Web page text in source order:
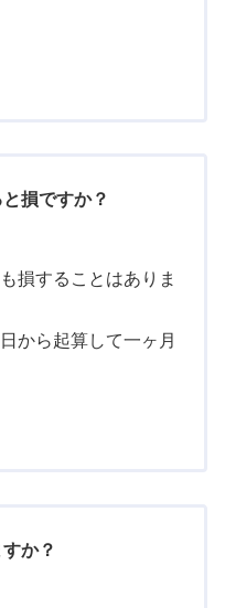
損ですか？
損することはありま
から起算して一ヶ月
か？